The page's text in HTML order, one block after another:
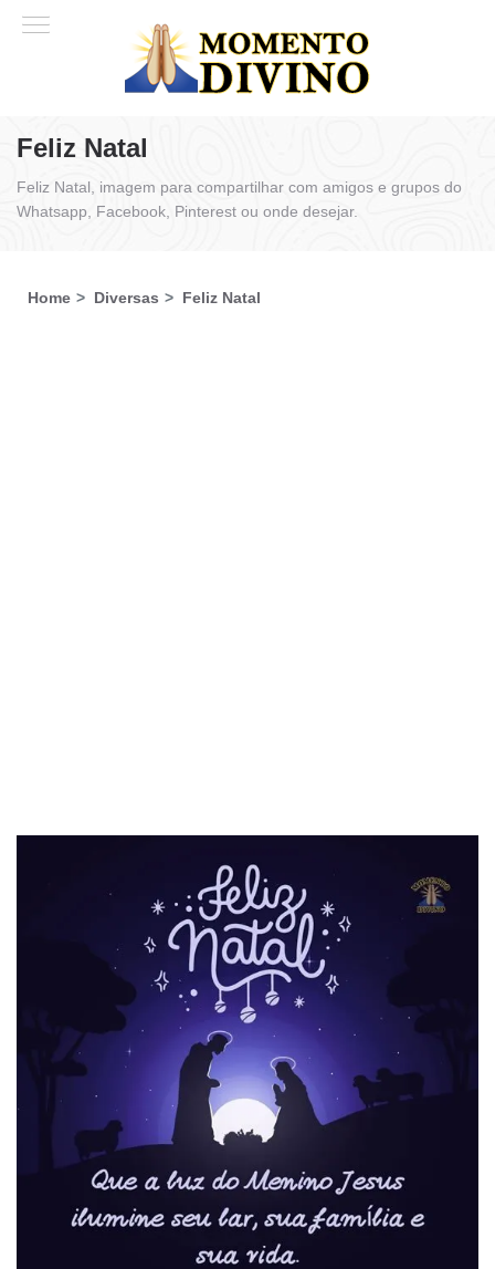
Feliz Natal
Feliz Natal, imagem para compartilhar com amigos e grupos do
Whatsapp, Facebook, Pinterest ou onde desejar.
Home Diversas Feliz Natal